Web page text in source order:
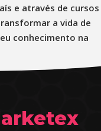
e através de cursos
a vida de
conhecimento na